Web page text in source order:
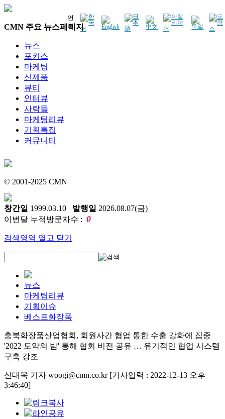
언
어
CMN 주요 뉴스페이지
뉴스
포커스
마케팅
신제품
뷰티
인터뷰
사람들
마케팅리뷰
기획특집
커뮤니티
© 2001-2025 CMN
창간일 1999.03.10 발행일 2026.08.07(금)
이번달 누적방문자수 : 0
검색영역 열고 닫기
뉴스
마케팅리뷰
기획이슈
베스트화장품
충북화장품산업협회, 회원사간 협업 통한 수출 강화에 집중
'2022 도약의 밤' 통해 협회 비전 공유 … 유기적인 협업 시스템
구축 강조
신대욱 기자 woogi@cmn.co.kr [기사입력 : 2022-12-13 오후
3:46:40]